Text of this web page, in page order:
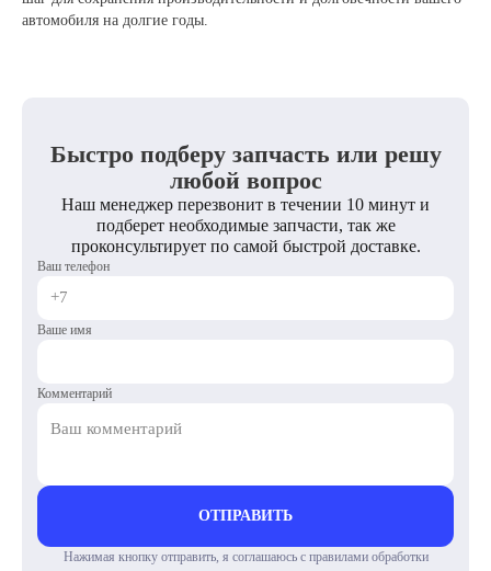
автомобиля на долгие годы.
Быстро подберу запчасть или решу
любой вопрос
Наш менеджер перезвонит в течении 10 минут и
подберет необходимые запчасти, так же
проконсультирует по самой быстрой доставке.
Ваш телефон
Ваше имя
Комментарий
ОТПРАВИТЬ
Нажимая кнопку отправить, я соглашаюсь с правилами обработки